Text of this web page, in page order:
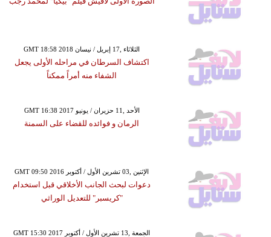
GMT 18:58 2018 الثلاثاء ,17 إبريل / نيسان
اكتشاف السرطان في مراحله الأولى يجعل
الشفاء منه أمراً ممكناً
GMT 16:38 2017 الأحد ,11 حزيران / يونيو
الرمان و فوائده للقضاء على السمنة
GMT 09:50 2016 الإثنين ,03 تشرين الأول / أكتوبر
دعوات لبحث الجانب الأخلاقي قبل استخدام
"كريسبر" للتعديل الوراثي
GMT 15:30 2017 الجمعة ,13 تشرين الأول / أكتوبر